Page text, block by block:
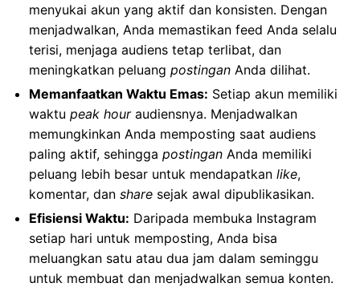
menyukai akun yang aktif dan konsisten. Dengan
menjadwalkan, Anda memastikan feed Anda selalu
terisi, menjaga audiens tetap terlibat, dan
meningkatkan peluang postingan Anda dilihat.
Memanfaatkan Waktu Emas: Setiap akun memiliki
waktu peak houraudiensnya. Menjadwalkan
memungkinkan Anda memposting saat audiens
paling aktif, sehingga postingan Anda memiliki
peluang lebih besar untuk mendapatkan like,
komentar, dan share sejak awal dipublikasikan.
Efisiensi Waktu: Daripada membuka Instagram
setiap hari untuk memposting, Anda bisa
meluangkan satu atau dua jam dalam seminggu
untuk membuat dan menjadwalkan semua konten.